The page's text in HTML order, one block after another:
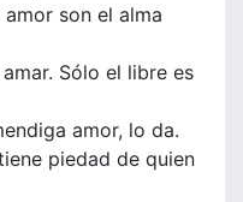
son el alma
Sólo el libre es
amor, lo da.
piedad de quien